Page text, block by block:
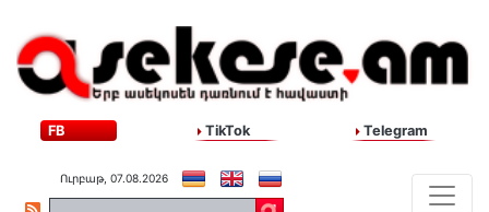
FB TikTok Telegram
Ուրբաթ, 07.08.2026